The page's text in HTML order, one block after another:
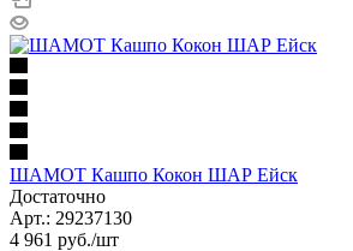
ШАМОТ Кашпо Кокон ШАР Ейск
Достаточно
Арт.: 29237130
4 961 руб./шт